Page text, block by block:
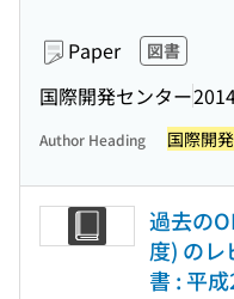
Paper 図書
国際開発センター
Author Heading 国際開
過去の
度) のレ
書 : 平